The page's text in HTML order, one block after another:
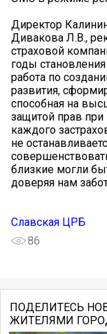
Директор
Дивакова Л.В.,
страховой
годы
работа по
развития,
способная на
защитой прав
каждого
не
близкие могли
доверяя нам
Славская ЦРБ
86
ПОДЕЛИТЕСЬ
ЖИТЕЛЯМИ